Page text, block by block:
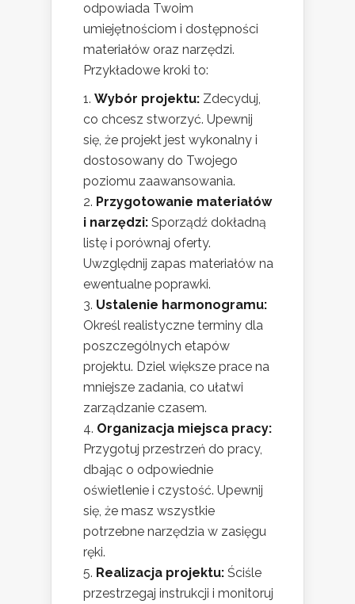
odpowiada Twoim
umiejętnościom i dostępności
materiałów oraz narzędzi.
Przykładowe kroki to:
Wybór projektu: Zdecyduj,
co chcesz stworzyć. Upewnij
się, że projekt jest wykonalny i
dostosowany do Twojego
poziomu zaawansowania.
Przygotowanie materiałów
i narzędzi: Sporządź dokładną
listę i porównaj oferty.
Uwzględnij zapas materiałów na
ewentualne poprawki.
Ustalenie harmonogramu:
Określ realistyczne terminy dla
poszczególnych etapów
projektu. Dziel większe prace na
mniejsze zadania, co ułatwi
zarządzanie czasem.
Organizacja miejsca pracy:
Przygotuj przestrzeń do pracy,
dbając o odpowiednie
oświetlenie i czystość. Upewnij
się, że masz wszystkie
potrzebne narzędzia w zasięgu
ręki.
Realizacja projektu: Ściśle
przestrzegaj instrukcji i monitoruj